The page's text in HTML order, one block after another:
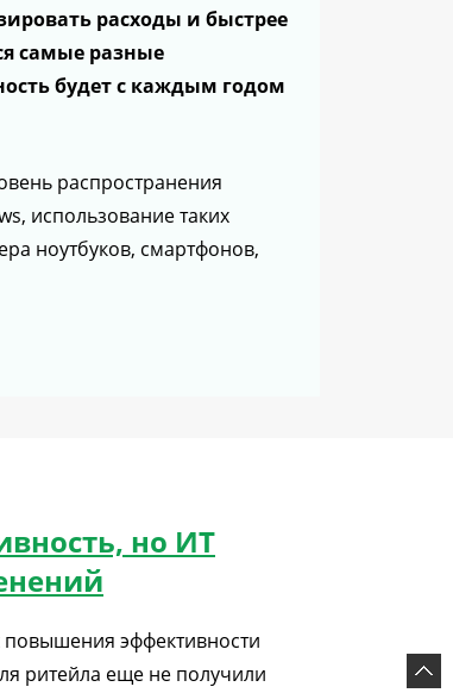
расходы и быстрее
самые разные
будет с каждым годом
распространения
использование таких
ноутбуков, смартфонов,
но ИТ
повышения эффективности
ритейла еще не получили